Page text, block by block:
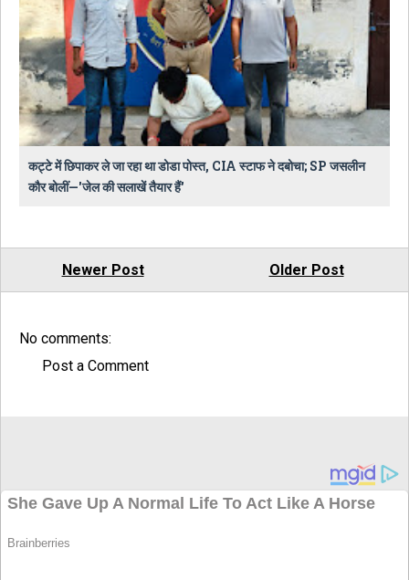
कट्टे में छिपाकर ले जा रहा था डोडा पोस्त, CIA स्टाफ ने दबोचा; SP जसलीन
कौर बोलीं—'जेल की सलाखें तैयार हैं'
Newer Post Older Post
No comments:
Post a Comment